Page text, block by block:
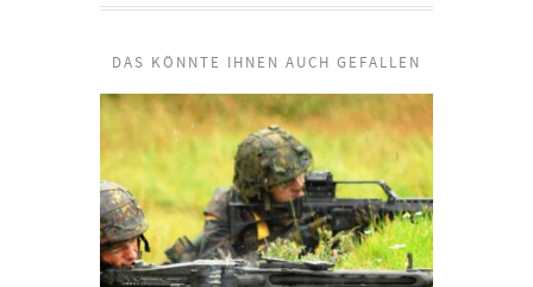
DAS KÖNNTE IHNEN AUCH GEFALLEN